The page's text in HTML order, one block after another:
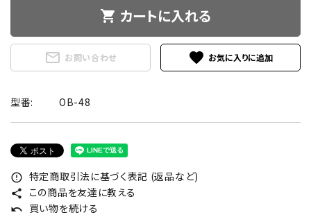
shopping_cart カートに入れる
mail_outline お問い合わせ favorite
型番: OB-48
error_outline 特定商取引法に基づく表記 (返品など)
share この商品を友達に教える
undo 買い物を続ける